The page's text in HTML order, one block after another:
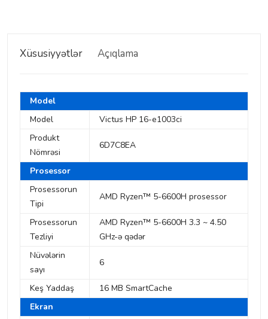
Xüsusiyyətlər Açıqlama
Model
Model
Victus HP 16-e1003ci
Produkt
Nömrəsi
6D7C8EA
Prosessor
Prosessorun
Tipi
AMD Ryzen™ 5-6600H prosessor
Prosessorun
Tezliyi
AMD Ryzen™ 5-6600H 3.3 ~ 4.50
GHz-ə qədər
Nüvələrin
sayı
6
Keş Yaddaş
16 MB SmartCache
Ekran